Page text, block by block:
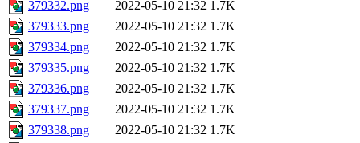
379332.png
2022-05-10 21:32 1.7K
379333.png
2022-05-10 21:32 1.7K
379334.png
2022-05-10 21:32 1.7K
379335.png
2022-05-10 21:32 1.7K
379336.png
2022-05-10 21:32 1.7K
379337.png
2022-05-10 21:32 1.7K
379338.png
2022-05-10 21:32 1.7K